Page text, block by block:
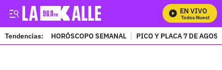
EN VIVO
Mira Todos Nuestros
Tendencias: HORÓSCOPO SEMANAL PICO Y PLACA 7 DE